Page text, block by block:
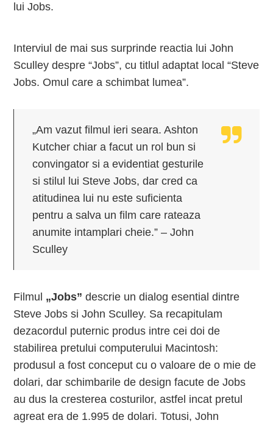
lui Jobs.
Interviul de mai sus surprinde reactia lui John
Sculley despre “Jobs”, cu titlul adaptat local “Steve
Jobs. Omul care a schimbat lumea”.
„Am vazut filmul ieri seara. Ashton
Kutcher chiar a facut un rol bun si
convingator si a evidentiat gesturile
si stilul lui Steve Jobs, dar cred ca
atitudinea lui nu este suficienta
pentru a salva un film care rateaza
anumite intamplari cheie.” – John
Sculley
Filmul „Jobs” descrie un dialog esential dintre
Steve Jobs si John Sculley. Sa recapitulam
dezacordul puternic produs intre cei doi de
stabilirea pretului computerului Macintosh:
produsul a fost conceput cu o valoare de o mie de
dolari, dar schimbarile de design facute de Jobs
au dus la cresterea costurilor, astfel incat pretul
agreat era de 1.995 de dolari. Totusi, John